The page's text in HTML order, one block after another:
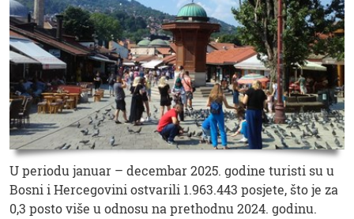
U periodu januar – decembar 2025. godine turisti su u
Bosni i Hercegovini ostvarili 1.963.443 posjete, što je za
0,3 posto više u odnosu na prethodnu 2024. godinu.